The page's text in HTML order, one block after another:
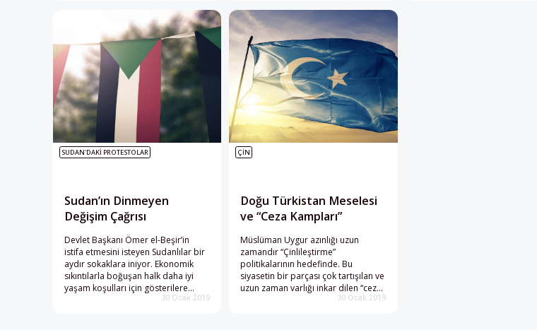
“Kimlik Nesli” hareketi bilhassa genç
kuşakları saflarına çekmeyi
hedefliyor.
SUDAN'DAKİ PROTESTOLAR
Sudan’ın Dinmeyen
Değişim Çağrısı
Devlet Başkanı Ömer el-Beşir’in
istifa etmesini isteyen Sudanlılar bir
aydır sokaklara iniyor. Ekonomik
sıkıntılarla boğuşan halk daha iyi
yaşam koşulları için gösterilere
devam etmekte kararlı görünüyor.
30 Ocak 2019
ÇİN
Doğu Türkistan Meselesi
ve “Ceza Kampları”
Müslüman Uygur azınlığı uzun
zamandır “Çinlileştirme”
politikalarının hedefinde. Bu
siyasetin bir parçası çok tartışılan ve
uzun zaman varlığı inkar dilen “ceza
30 Ocak 2019